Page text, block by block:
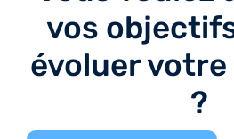
vos
évoluer
?